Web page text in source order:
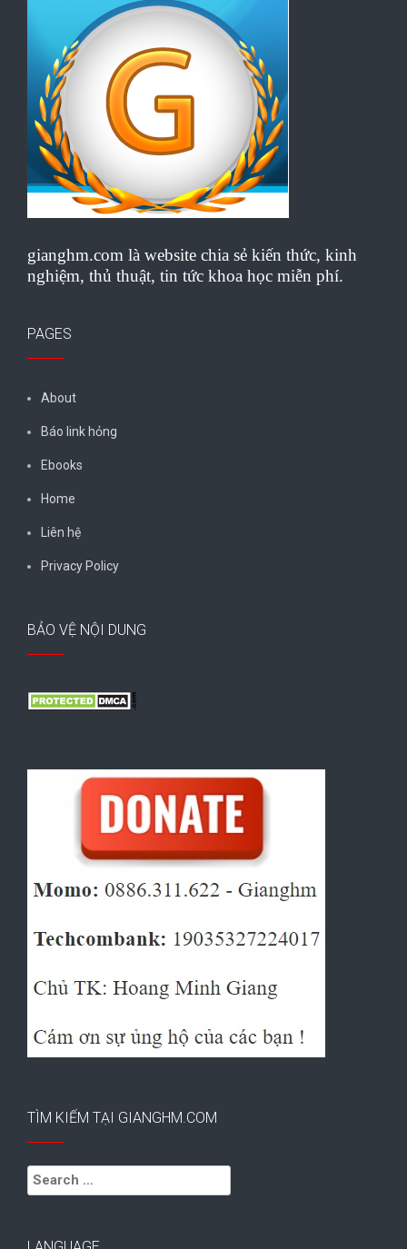
gianghm.com là website chia sẻ kiến thức, kinh
nghiệm, thủ thuật, tin tức khoa học miễn phí.
PAGES
About
Báo link hỏng
Ebooks
Home
Liên hệ
Privacy Policy
BẢO VỆ NỘI DUNG
TÌM KIẾM TẠI GIANGHM.COM
Search
for: